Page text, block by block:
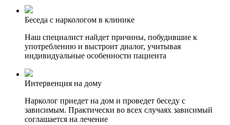
Беседа с наркологом в клинике
Наш специалист найдет причины, побудившие к
употреблению и выстроит диалог, учитывая
индивидуальные особенности пациента
Интервенция на дому
Нарколог приедет на дом и проведет беседу с
зависимым. Практически во всех случаях зависимый
соглашается на лечение